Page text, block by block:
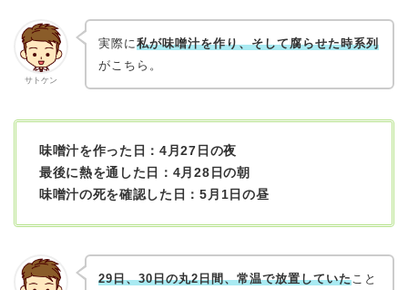
サトケン
実際に 私が味噌汁を作り、そして腐らせた時系列
がこちら。
味噌汁を作った日：4月27日の夜
最後に熱を通した日：4月28日の朝
味噌汁の死を確認した日：5月1日の昼
29日、30日の丸2日間、常温で放置していたこと